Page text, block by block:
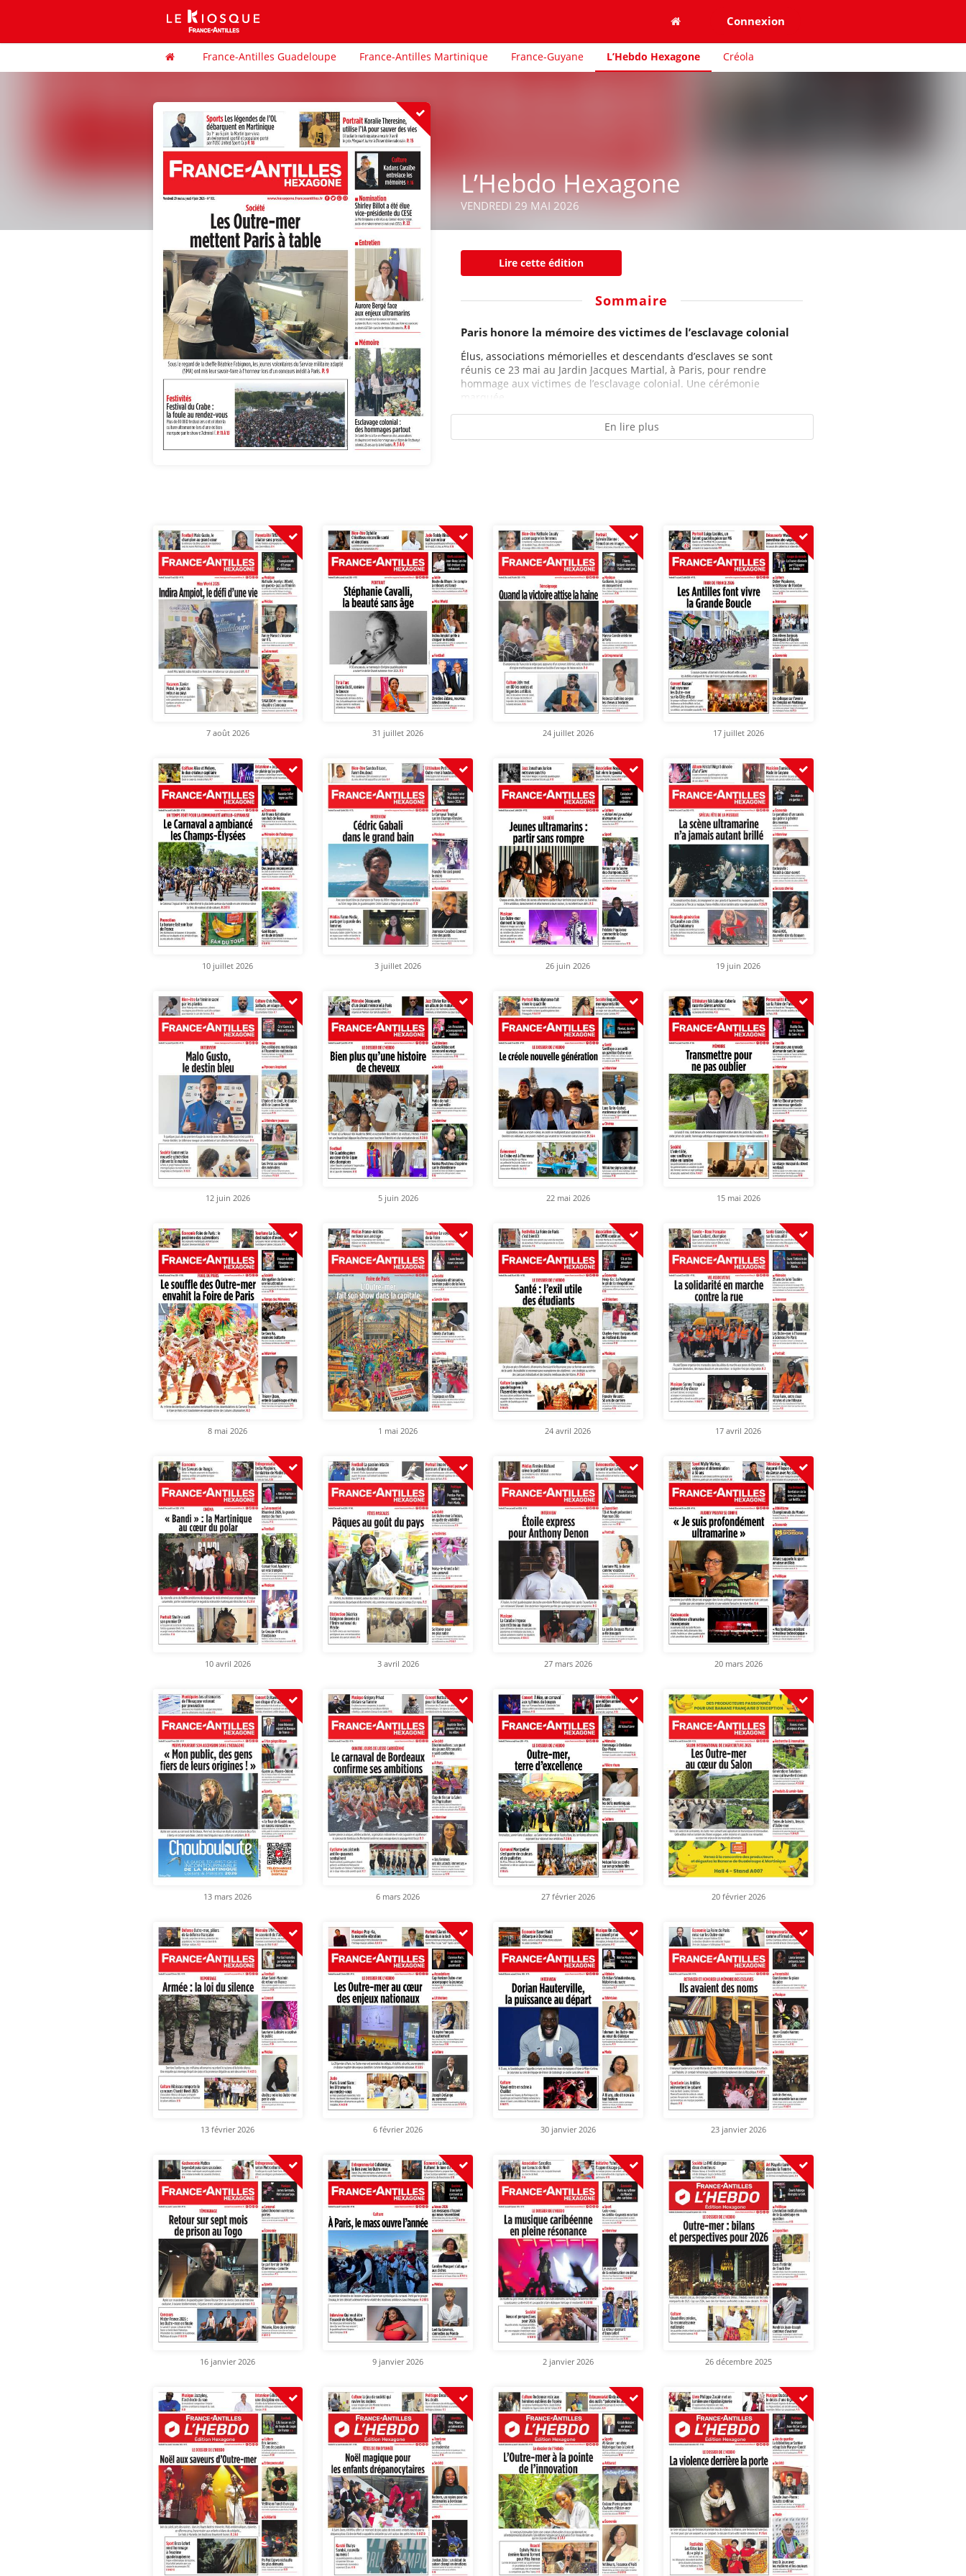
Connexion
France-Antilles Guadeloupe France-Antilles Martinique France-Guyane L’Hebdo Hexagone Créola
L’Hebdo Hexagone
VENDREDI 29 MAI 2026
Lire cette édition
Sommaire
Paris honore la mémoire des victimes de l’esclavage colonial
Élus, associations mémorielles et descendants d’esclaves se sont
réunis ce 23 mai au Jardin Jacques Martial, à Paris, pour rendre
hommage aux victimes de l’esclavage colonial. Une cérémonie
marquée...
En lire plus
7 août 2026 31 juillet 2026 24 juillet 2026 17 juillet 2026
10 juillet 2026 3 juillet 2026 26 juin 2026 19 juin 2026
12 juin 2026 5 juin 2026 22 mai 2026 15 mai 2026
8 mai 2026 1 mai 2026 24 avril 2026 17 avril 2026
10 avril 2026 3 avril 2026 27 mars 2026 20 mars 2026
13 mars 2026 6 mars 2026 27 février 2026 20 février 2026
13 février 2026 6 février 2026 30 janvier 2026 23 janvier 2026
16 janvier 2026 9 janvier 2026 2 janvier 2026 26 décembre 2025